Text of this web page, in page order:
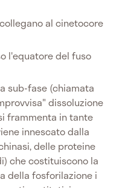
al cinetocore
l'equatore del fuso
sub-fase (chiamata
dissoluzione
frammenta in tante
innescato dalla
delle proteine
che costituiscono la
della fosforilazione i